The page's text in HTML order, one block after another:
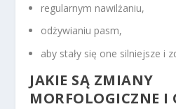
regularnym nawilżaniu,
odżywianiu pasm,
aby stały się one silniejsze i
JAKIE SĄ ZMIANY
MORFOLOGICZNE I